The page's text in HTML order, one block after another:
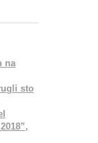
na
sto